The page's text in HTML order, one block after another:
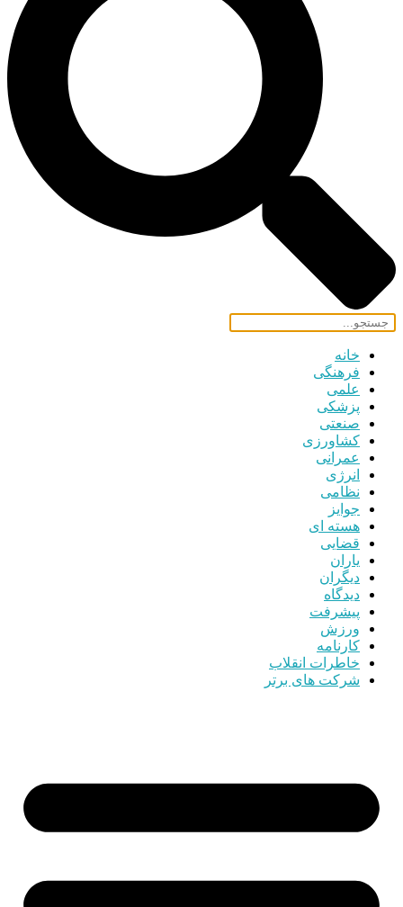
خانه
فرهنگی
علمی
پزشکی
صنعتی
کشاورزی
عمرانی
انرژی
نظامی
جوایز
هسته ای
قضایی
یاران
دیگران
دیدگاه
پیشرفت
ورزش
کارنامه
خاطرات انقلاب
شرکت های برتر